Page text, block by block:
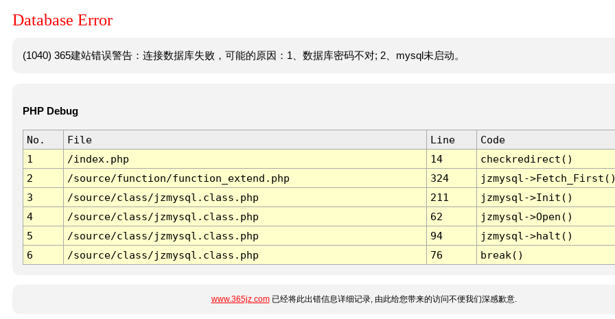
Database Error
(1040) 365建站错误警告：连接数据库失败，可能的原因：1、数据库密码不对; 2、mysql未启动。
PHP Debug
No. File Line
Code
1
/index.php 14
checkredirect()
2
/source/function/function_extend.php 324
jzmysql-
3
/source/class/jzmysql.class.php 211
jzmysql->Init()
4
/source/class/jzmysql.class.php 62
jzmysql->Open()
5
/source/class/jzmysql.class.php 94
jzmysql->halt()
6
/source/class/jzmysql.class.php 76 break()
www.365jz.com已经将此出错信息详细记录, 由此给您带来的访问不便我们深感歉意.